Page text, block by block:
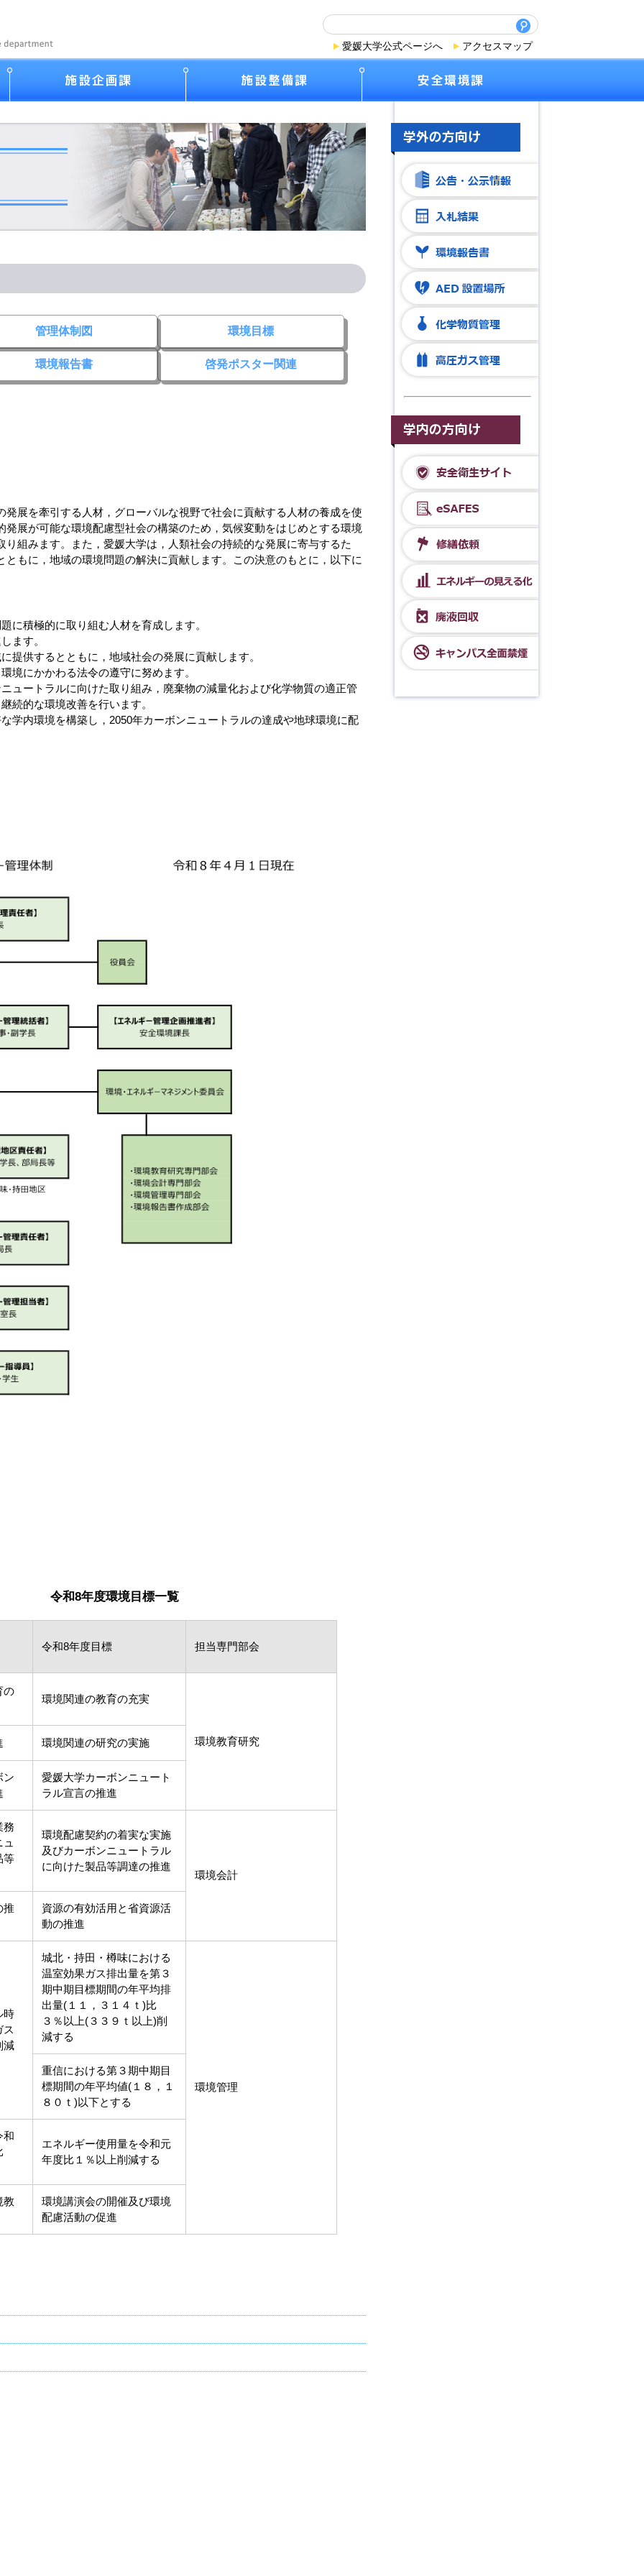
愛媛大学公式ページへ アクセスマップ
管理体制図 環境目標
環境報告書 啓発ポスター関連
展を牽引する人材，グローバルな視野で社会に貢献する人材の養成を使
展が可能な環境配慮型社会の構築のため，気候変動をはじめとする環境
組みます。また，愛媛大学は，人類社会の持続的な発展に寄与するた
もに，地域の環境問題の解決に貢献します。この決意のもとに，以下に
に積極的に取り組む人材を育成します。
ます。
提供するとともに，地域社会の発展に貢献します。
境にかかわる法令の遵守に努めます。
ュートラルに向けた取り組み，廃棄物の減量化および化学物質の適正管
続的な環境改善を行います。
学内環境を構築し，2050年カーボンニュートラルの達成や地球環境に配
令和8年度環境目標一覧
令和8年度目標 担当専門部会
の
環境関連の教育の充実
環境教育研究
環境関連の研究の実施
ン
愛媛大学カーボンニュート
ラル宣言の推進
務
等
環境配慮契約の着実な実施
及びカーボンニュートラル
に向けた製品等調達の推進
環境会計
推
資源の有効活用と省資源活
動の推進
時
ス
減
城北・持田・樽味における
温室効果ガス排出量を第３
期中期目標期間の年平均排
出量(１１，３１４ｔ)比
３％以上(３３９ｔ以上)削
減する
環境管理
重信における第３期中期目
標期間の年平均値(１８，１
８０ｔ)以下とする
和
エネルギー使用量を令和元
年度比１％以上削減する
教
環境講演会の開催及び環境
配慮活動の促進